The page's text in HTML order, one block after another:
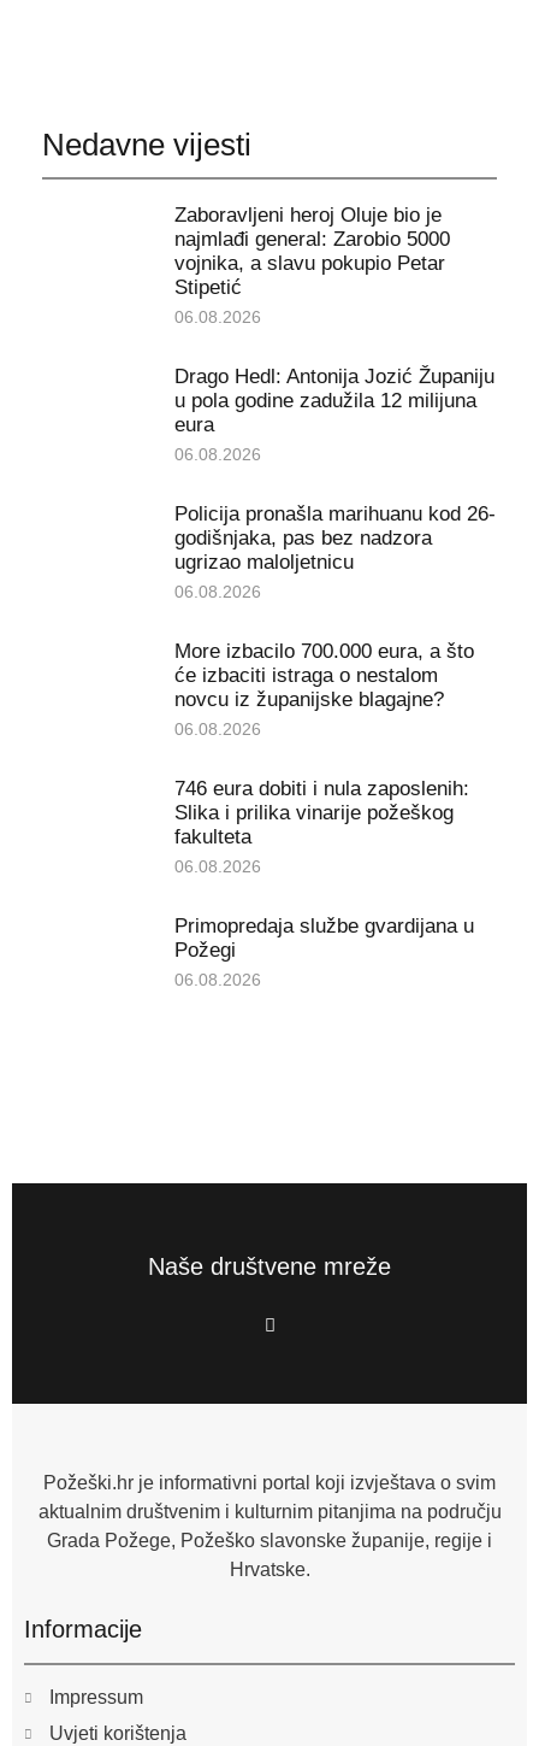
Nedavne vijesti
Zaboravljeni heroj Oluje bio je
najmlađi general: Zarobio 5000
vojnika, a slavu pokupio Petar
Stipetić
06.08.2026
Drago Hedl: Antonija Jozić Županiju
u pola godine zadužila 12 milijuna
eura
06.08.2026
Policija pronašla marihuanu kod 26-
godišnjaka, pas bez nadzora
ugrizao maloljetnicu
06.08.2026
More izbacilo 700.000 eura, a što
će izbaciti istraga o nestalom
novcu iz županijske blagajne?
06.08.2026
746 eura dobiti i nula zaposlenih:
Slika i prilika vinarije požeškog
fakulteta
06.08.2026
Primopredaja službe gvardijana u
Požegi
06.08.2026
Naše društvene mreže
F
a
o
f
Požeški.hr je informativni portal koji izvještava o svim
aktualnim društvenim i kulturnim pitanjima na području
Grada Požege, Požeško slavonske županije, regije i
Hrvatske.
Informacije
Impressum
Uvjeti korištenja